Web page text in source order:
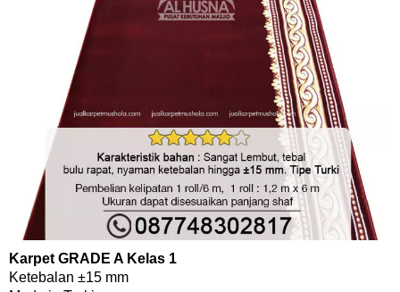
Karpet GRADE A Kelas 1
Ketebalan ±15 mm